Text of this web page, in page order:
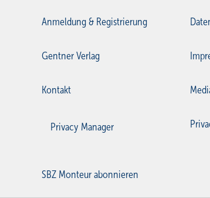
Anmeldung & Registrierung
Gentner Verlag
Kontakt
Privacy Manager
SBZ Monteur abonnieren